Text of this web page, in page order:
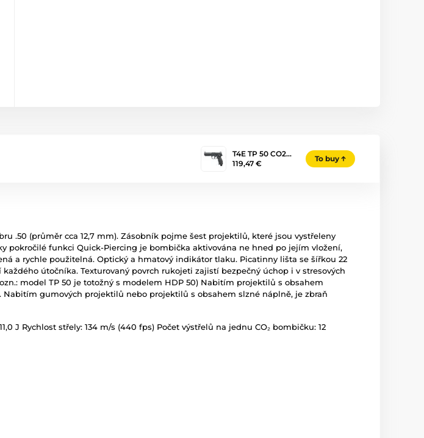
T4E TP 50 CO2…
119,47 €
To buy
.50 (průměr cca 12,7 mm). Zásobník pojme šest projektilů, které jsou vystřeleny
pokročilé funkci Quick-Piercing je bombička aktivována ne hned po jejím vložení,
a rychle použitelná. Optický a hmatový indikátor tlaku. Picatinny lišta se šířkou 22
útočníka. Texturovaný povrch rukojeti zajistí bezpečný úchop i v stresových
model TP 50 je totožný s modelem HDP 50) Nabitím projektilů s obsahem
gumových projektilů nebo projektilů s obsahem slzné náplně, je zbraň
J Rychlost střely: 134 m/s (440 fps) Počet výstřelů na jednu CO₂ bombičku: 12